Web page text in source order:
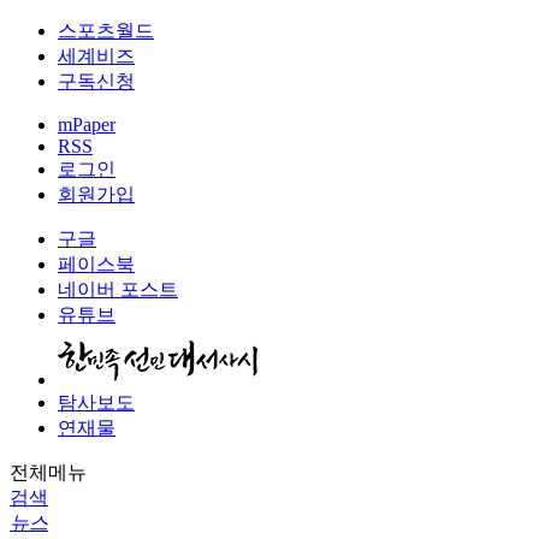
스포츠월드
세계비즈
구독신청
mPaper
RSS
로그인
회원가입
구글
페이스북
네이버 포스트
유튜브
탐사보도
연재물
전체메뉴
검색
뉴스